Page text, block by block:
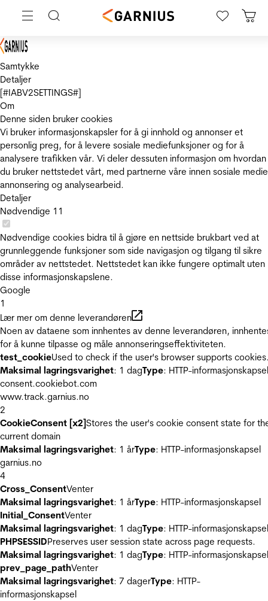
Samtykke
Detaljer
[#IABV2SETTINGS#]
Om
Denne siden bruker cookies
Vi bruker informasjonskapsler for å gi innhold og annonser et
personlig preg, for å levere sosiale mediefunksjoner og for å
analysere trafikken vår. Vi deler dessuten informasjon om hvordan
du bruker nettstedet vårt, med partnerne våre innen sosiale
annonsering og analysearbeid.
Detaljer
Nødvendige 11
Nødvendige cookies bidra til å gjøre en nettside brukbart ved at
grunnleggende funksjoner som side navigasjon og tilgang til sikre
områder av nettstedet. Nettstedet kan ikke fungere optimalt uten
disse informasjonskapslene.
Google
1
Lær mer om denne leverandøren
Noen av dataene som innhentes av denne leverandøren,
for å kunne tilpasse og måle annonseringseffektiviteten.
test_cookieUsed to check if the user's browser supports
Maksimal lagringsvarighet: 1 dagType: HTTP-informasjonskapsel
consent.cookiebot.com
www.track.garnius.no
2
CookieConsent [x2]Stores the user's cookie consent state for
current domain
Maksimal lagringsvarighet: 1 årType: HTTP-informasjonskapsel
garnius.no
4
Cross_ConsentVenter
Maksimal lagringsvarighet: 1 årType: HTTP-informasjonskapsel
Initial_ConsentVenter
Maksimal lagringsvarighet: 1 dagType: HTTP-informasjonskapsel
PHPSESSIDPreserves user session state across page requests.
Maksimal lagringsvarighet: 1 dagType: HTTP-informasjonskapsel
prev_page_pathVenter
Maksimal lagringsvarighet: 7 dagerType: HTTP-
informasjonskapsel